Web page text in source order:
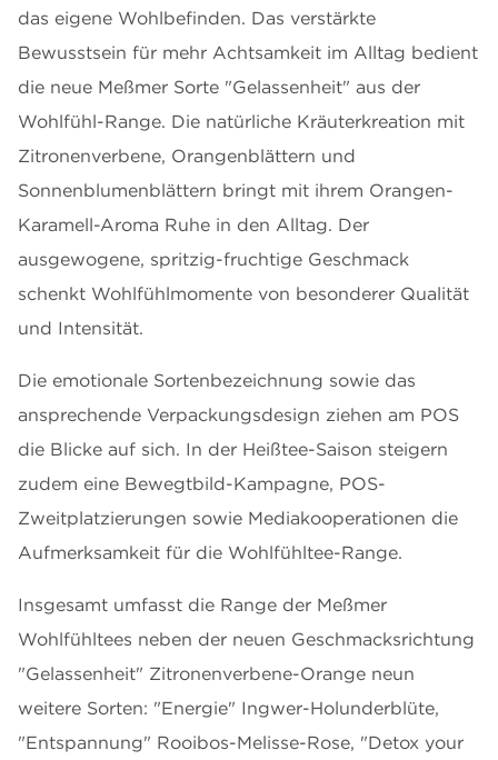
das eigene Wohlbefinden. Das verstärkte
Bewusstsein für mehr Achtsamkeit im Alltag bedient
die neue Meßmer Sorte "Gelassenheit" aus der
Wohlfühl-Range. Die natürliche Kräuterkreation mit
Zitronenverbene, Orangenblättern und
Sonnenblumenblättern bringt mit ihrem Orangen-
Karamell-Aroma Ruhe in den Alltag. Der
ausgewogene, spritzig-fruchtige Geschmack
schenkt Wohlfühlmomente von besonderer Qualität
und Intensität.
Die emotionale Sortenbezeichnung sowie das
ansprechende Verpackungsdesign ziehen am POS
die Blicke auf sich. In der Heißtee-Saison steigern
zudem eine Bewegtbild-Kampagne, POS-
Zweitplatzierungen sowie Mediakooperationen die
Aufmerksamkeit für die Wohlfühltee-Range.
Insgesamt umfasst die Range der Meßmer
Wohlfühltees neben der neuen Geschmacksrichtung
"Gelassenheit" Zitronenverbene-Orange neun
weitere Sorten: "Energie" Ingwer-Holunderblüte,
"Entspannung" Rooibos-Melisse-Rose, "Detox your